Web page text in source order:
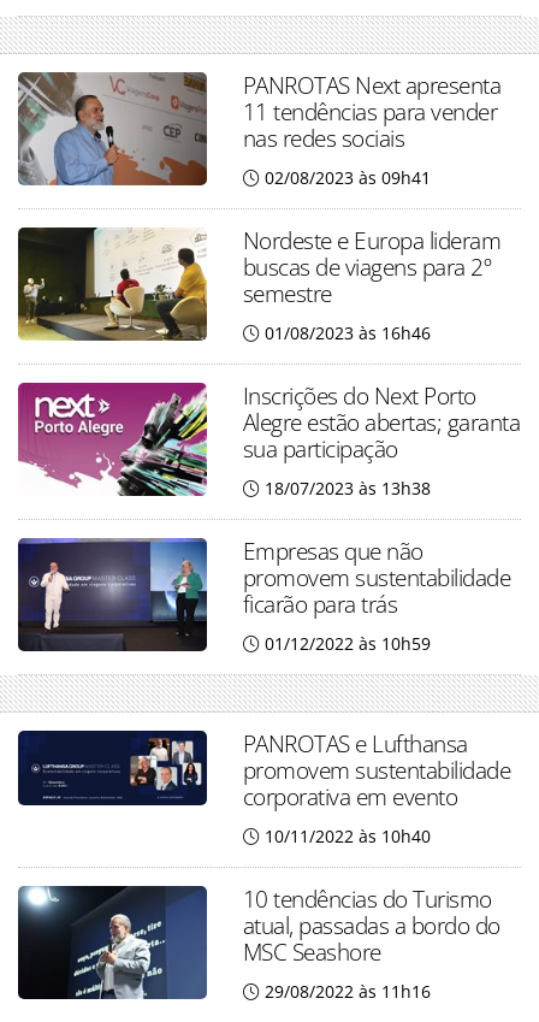
PANROTAS Next apresenta
11 tendências para vender
nas redes sociais
02/08/2023 às 09h41
Nordeste e Europa lideram
buscas de viagens para 2º
semestre
01/08/2023 às 16h46
Inscrições do Next Porto
Alegre estão abertas; garanta
sua participação
18/07/2023 às 13h38
Empresas que não
promovem sustentabilidade
ficarão para trás
01/12/2022 às 10h59
PANROTAS e Lufthansa
promovem sustentabilidade
corporativa em evento
10/11/2022 às 10h40
10 tendências do Turismo
atual, passadas a bordo do
MSC Seashore
29/08/2022 às 11h16